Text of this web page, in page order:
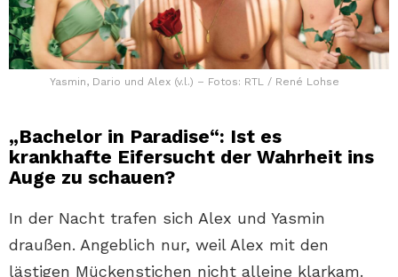
Yasmin, Dario und Alex (v.l.) – Fotos: RTL / René Lohse
„Bachelor in Paradise“: Ist es
krankhafte Eifersucht der Wahrheit ins
Auge zu schauen?
In der Nacht trafen sich Alex und Yasmin
draußen. Angeblich nur, weil Alex mit den
lästigen Mückenstichen nicht alleine klarkam.